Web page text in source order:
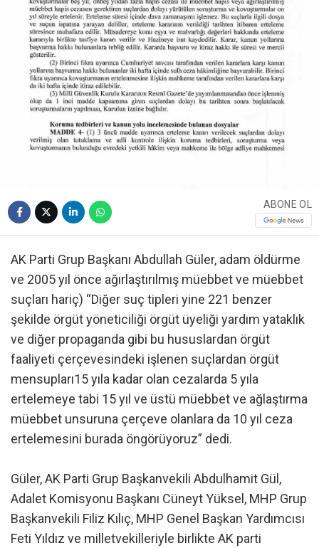
ABONE OL
AK Parti Grup Başkanı Abdullah Güler, adam öldürme
ve 2005 yıl önce ağırlaştırılmış müebbet ve müebbet
suçları hariç) “Diğer suç tipleri yine 221 benzer
şekilde örgüt yöneticiliği örgüt üyeliği yardım yataklık
ve diğer propaganda gibi bu hususlardan örgüt
faaliyeti çerçevesindeki işlenen suçlardan örgüt
mensupları15 yıla kadar olan cezalarda 5 yıla
ertelemeye tabi 15 yıl ve üstü müebbet ve ağlaştırma
müebbet unsuruna çerçeve olanlara da 10 yıl ceza
ertelemesini burada öngörüyoruz” dedi.
Güler, AK Parti Grup Başkanvekili Abdulhamit Gül,
Adalet Komisyonu Başkanı Cüneyt Yüksel, MHP Grup
Başkanvekili Filiz Kılıç, MHP Genel Başkan Yardımcısı
Feti Yıldız ve milletvekilleriyle birlikte AK parti